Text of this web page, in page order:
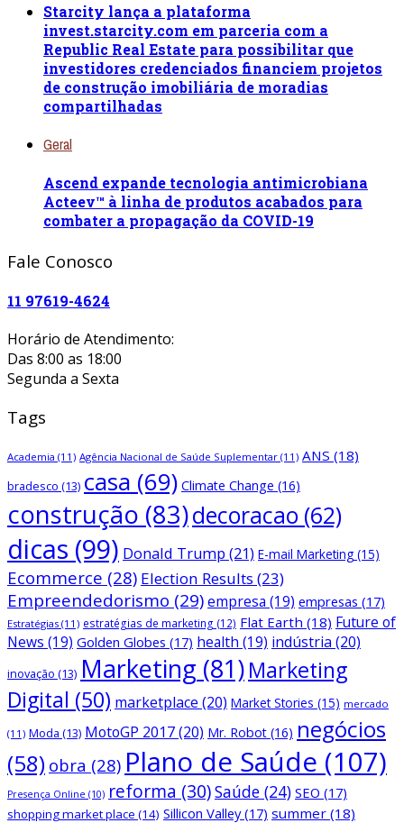
Starcity lança a plataforma
invest.starcity.com em parceria com a
Republic Real Estate para possibilitar que
investidores credenciados financiem projetos
de construção imobiliária de moradias
compartilhadas
Geral
Ascend expande tecnologia antimicrobiana
Acteev™ à linha de produtos acabados para
combater a propagação da COVID-19
Fale Conosco
11 97619-4624
Horário de Atendimento:
Das 8:00 as 18:00
Segunda a Sexta
Tags
Academia (11) Agência Nacional de Saúde Suplementar (11) ANS (18)
bradesco (13) casa (69) Climate Change (16)
construção (83)decoracao (62)
dicas (99) Donald Trump (21) E-mail Marketing (15)
Ecommerce (28) Election Results (23)
Empreendedorismo (29)empresa (19) empresas (17)
Estratégias (11) estratégias de marketing (12) Flat Earth (18) Future of
News (19) Golden Globes (17) health (19) indústria (20)
inovação (13) Marketing (81)Marketing
Digital (50) marketplace (20) Market Stories (15) mercado
(11) Moda (13) MotoGP 2017(20) Mr. Robot (16) negócios
(58) obra (28) Plano de Saúde (107)
Presença Online (10) reforma (30)Saúde (24) SEO (17)
shopping market place (14) Sillicon Valley(17) summer (18)